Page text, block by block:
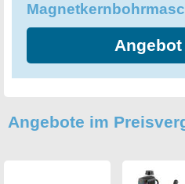
Angebote im